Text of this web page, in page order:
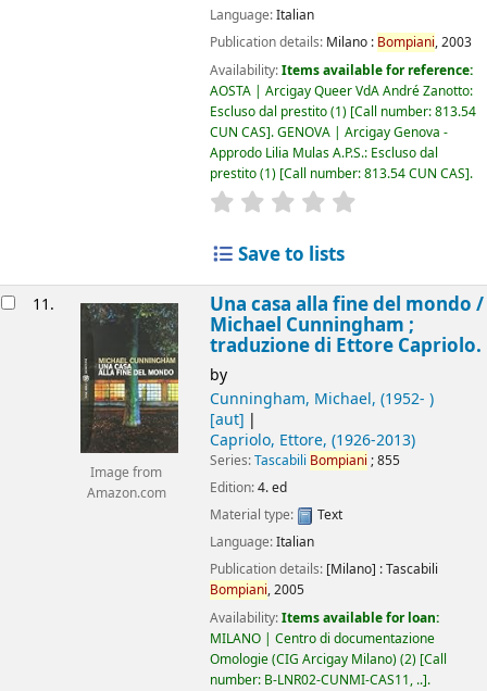
Language:Italian
Publication details: Milano : Bompiani,2003
Availability:Items available for reference:
AOSTA | Arcigay Queer VdA André Zanotto:
Escluso dal prestito(1) Call number:813.54
CUN CAS .GENOVA | Arcigay Genova -
Approdo Lilia Mulas A.P.S.: Escluso dal
prestito(1) Call number:813.54 CUN CAS .
star rating
Save to lists
11.
Image from
Amazon.com
Una casa alla fine del mondo /
Michael Cunningham ;
traduzione di Ettore Capriolo.
by
Cunningham, Michael, (1952- )
[aut]
Capriolo, Ettore, (1926-2013)
Series:Tascabili Bompiani ; 855
Edition:4. ed
Material type:
Text
Language:Italian
Publication details: [Milano] :Tascabili
Bompiani,2005
Availability:Items available for loan:
MILANO | Centro di documentazione
Omologie (CIG Arcigay Milano)(2) Call
number: B-LNR02-CUNMI-CAS11, .. .